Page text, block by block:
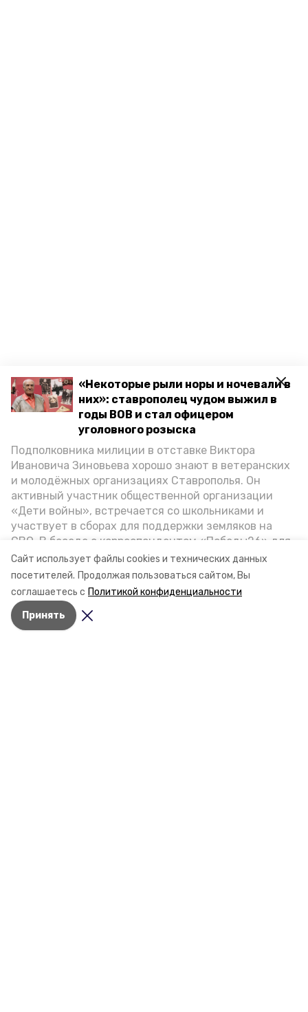
Сайт использует файлы cookies и технических данных
посетителей. Продолжая пользоваться сайтом, Вы
соглашаетесь с Политикой конфиденциальности
Принять
«Некоторые рыли норы и ночевали в
них»: ставрополец чудом выжил в
годы ВОВ и стал офицером
уголовного розыска
Подполковника милиции в отставке Виктора
Ивановича Зиновьева хорошо знают в ветеранских
и молодёжных организациях Ставрополья. Он
активный участник общественной организации
«Дети войны», встречается со школьниками и
участвует в сборах для поддержки земляков на
СВО. В беседе с корреспондентом «Победы26» для
спецпроекта «Дети Великой Отечественной»
ветеран рассказал о зверствах оккупантов в годы
ВОВ, о службе в Москве, «богатыре» Фиделе Кастро
и шпионе Пеньковском, о борьбе с криминалом на
Ставрополье.